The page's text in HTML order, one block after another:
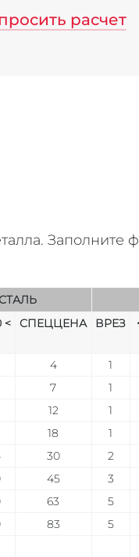
расчет
Заполните
< СПЕЦЦЕНА ВРЕЗ
4 1
7 1
12 1
18 1
30 2
45 3
63 5
83 5